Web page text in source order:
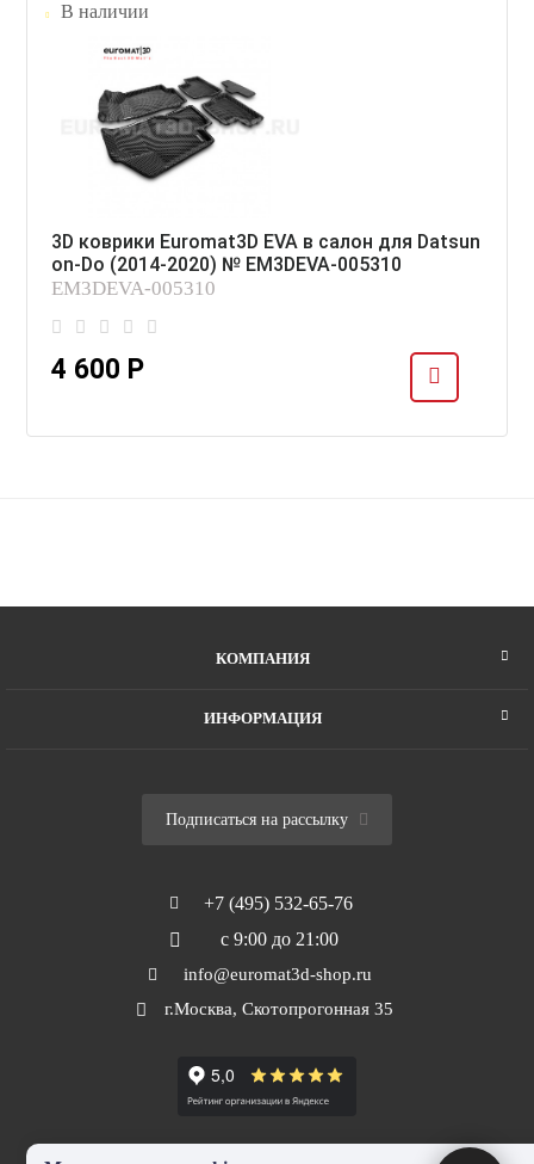
В наличии
3D коврики Euromat3D EVA в салон для Datsun
on-Do (2014-2020) № EM3DEVA-005310
EM3DEVA-005310
4 600 Р
КОМПАНИЯ
ИНФОРМАЦИЯ
Подписаться на рассылку
+7 (495) 532-65-76
с 9:00 до 21:00
info@euromat3d-shop.ru
г.Москва, Скотопрогонная 35